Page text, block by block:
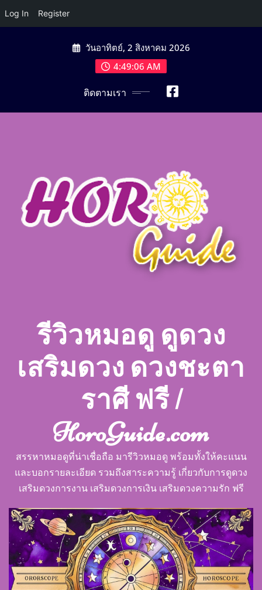
Log In Register
วันอาทิตย์, 2 สิงหาคม 2026
4:49:07 AM
ติดตามเรา
รีวิวหมอดู ดูดวง
เสริมดวง ดวงชะตา
ราศี ฟรี |
HoroGuide.com
สรรหาหมอดูที่น่าเชื่อถือ มารีวิวหมอดู พร้อมทั้งให้คะแนน
และบอกรายละเอียด รวมถึงสาระความรู้ เกี่ยวกับการดูดวง
เสริมดวงการงาน เสริมดวงการเงิน เสริมดวงความรัก ฟรี